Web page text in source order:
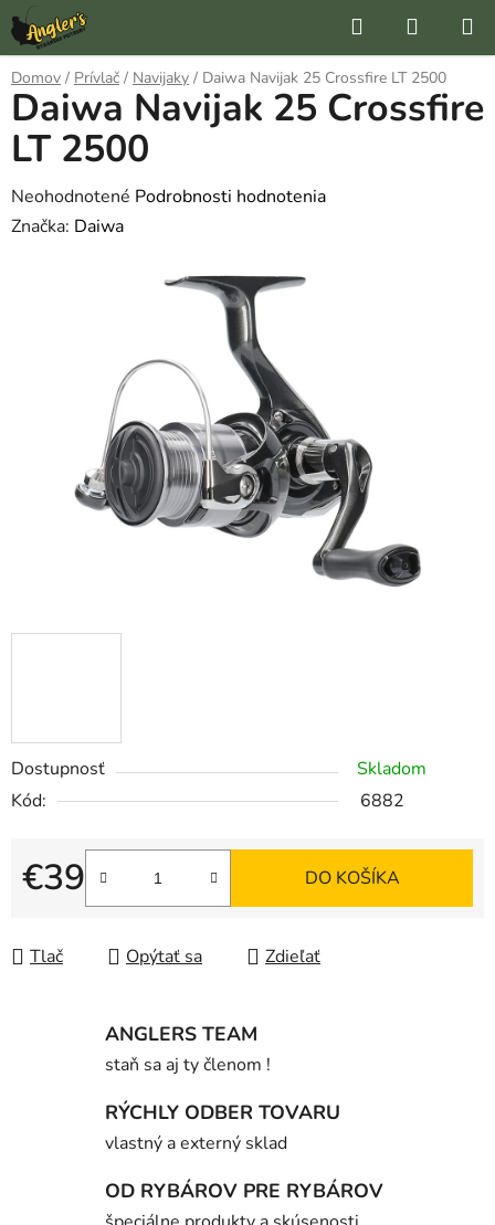
Prejsť
na
obsah
Hľadať
KOŠÍK
Domov / Prívlač / Navijaky / Daiwa Navijak 25 Crossfire LT 2500
Dostupnosť
Skladom
Kód:
6882
€39
Jednotková cena:
DO KOŠÍKA
Tlač Opýtať sa Zdieľať
Daiwa Navijak 25 Crossfire
LT 2500
Priemerné
hodnotenie
Neohodnotené Podrobnosti hodnotenia
Značka: Daiwa
ANGLERS TEAM
staň sa aj ty členom !
RÝCHLY ODBER TOVARU
vlastný a externý sklad
OD RYBÁROV PRE RYBÁROV